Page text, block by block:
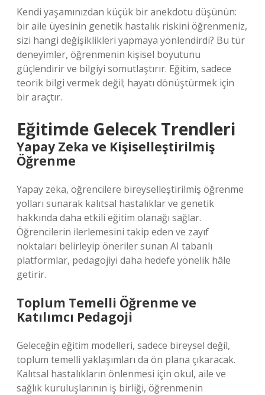
Kendi yaşamınızdan küçük bir anekdotu düşünün:
bir aile üyesinin genetik hastalık riskini öğrenmeniz,
sizi hangi değişiklikleri yapmaya yönlendirdi? Bu tür
deneyimler, öğrenmenin kişisel boyutunu
güçlendirir ve bilgiyi somutlaştırır. Eğitim, sadece
teorik bilgi vermek değil; hayatı dönüştürmek için
bir araçtır.
Eğitimde Gelecek Trendleri
Yapay Zeka ve Kişiselleştirilmiş
Öğrenme
Yapay zeka, öğrencilere bireyselleştirilmiş öğrenme
yolları sunarak kalıtsal hastalıklar ve genetik
hakkında daha etkili eğitim olanağı sağlar.
Öğrencilerin ilerlemesini takip eden ve zayıf
noktaları belirleyip öneriler sunan AI tabanlı
platformlar, pedagojiyi daha hedefe yönelik hâle
getirir.
Toplum Temelli Öğrenme ve
Katılımcı Pedagoji
Geleceğin eğitim modelleri, sadece bireysel değil,
toplum temelli yaklaşımları da ön plana çıkaracak.
Kalıtsal hastalıkların önlenmesi için okul, aile ve
sağlık kuruluşlarının iş birliği, öğrenmenin